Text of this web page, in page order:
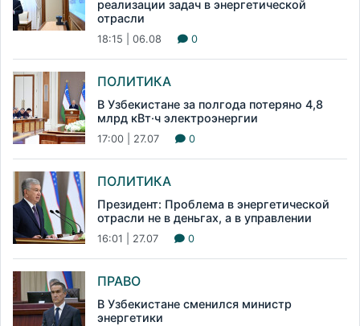
реализации задач в энергетической
отрасли
18:15 | 06.08 0
ПОЛИТИКА
В Узбекистане за полгода потеряно 4,8
млрд кВт·ч электроэнергии
17:00 | 27.07 0
ПОЛИТИКА
Президент: Проблема в энергетической
отрасли не в деньгах, а в управлении
16:01 | 27.07 0
ПРАВО
В Узбекистане сменился министр
энергетики